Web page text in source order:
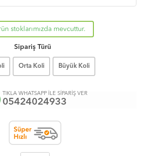
stoklarımızda mevcuttur.
Sipariş Türü
Orta Koli Büyük Koli
TIKLA WHATSAPP İLE SİPARİŞ VER
05424024933